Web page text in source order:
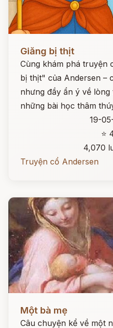
Giăng bị thịt
Cùng khám phá truyện
bị thịt" của Andersen –
nhưng đầy ẩn ý về
những bài học thâm
19-
⭐
4,070
Truyện cổ Andersen
Một bà mẹ
Câu chuyện kể về một